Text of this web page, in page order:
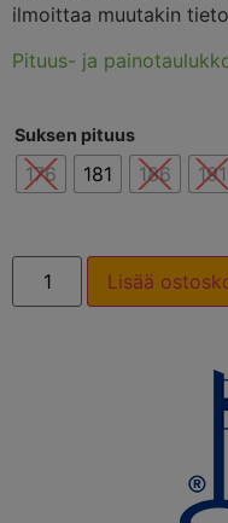
ilmoittaa muutakin
Pituus- ja
Suksen pituus
176 181 186 191
Lisää